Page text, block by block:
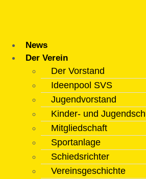
News
Der Verein
Der Vorstand
Ideenpool SVS
Jugendvorstand
Kinder- und
Mitgliedschaft
Sportanlage
Schiedsrichter
Vereinsgeschichte